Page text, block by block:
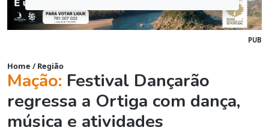
PUB
Home / Região
Mação: Festival Dançarão
regressa a Ortiga com dança,
música e atividades